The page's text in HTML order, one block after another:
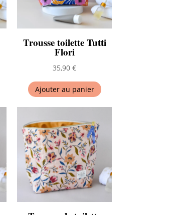
être
choisies
produit
Trousse toilette Tutti
Flori
35,90€
Ajouter au panier